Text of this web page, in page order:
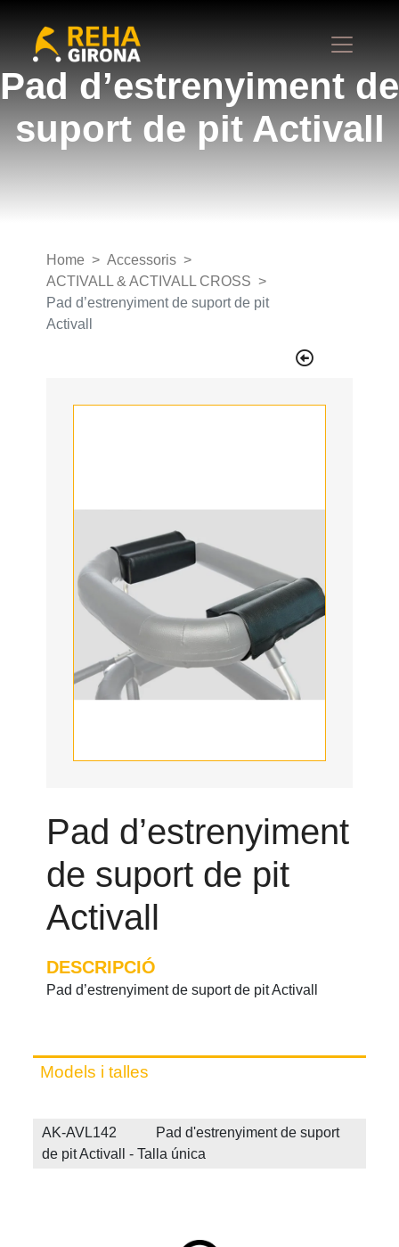
Pad d’estrenyiment de
suport de pit Activall
Home
Accessoris
ACTIVALL & ACTIVALL CROSS
Pad d’estrenyiment de suport de pit
Activall
Pad d’estrenyiment
de suport de pit
Activall
DESCRIPCIÓ
Pad d’estrenyiment de suport de pit Activall
Models i talles
AK-AVL142 Pad d'estrenyiment de suport
de pit Activall - Talla única